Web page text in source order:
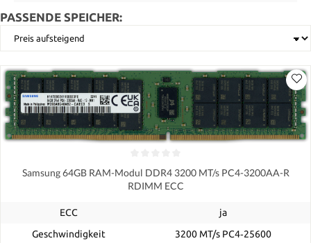
PASSENDE SPEICHER:
Samsung 64GB RAM-Modul DDR4 3200 MT/s PC4-3200AA-R
RDIMM ECC
ECC
ja
Geschwindigkeit
3200 MT/s PC4‑25600